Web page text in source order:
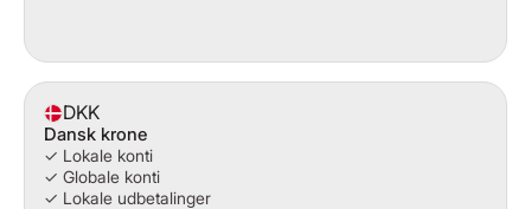
DKK
Dansk krone
✓ Lokale konti
✓ Globale konti
✓ Lokale udbetalinger